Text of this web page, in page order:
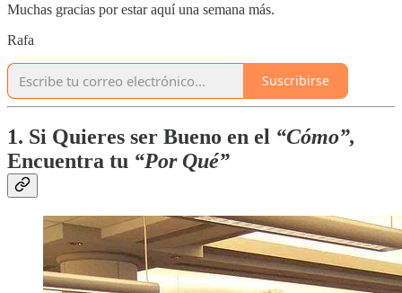
Muchas gracias por estar aquí una semana más.
Rafa
Suscribirse
1. Si Quieres ser Bueno en el “Cómo”,
Encuentra tu “Por Qué”